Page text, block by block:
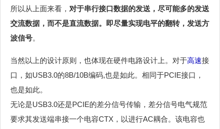
所以从上面来看， 对于串行接口数据的发送，尽可能多的发送
交流数据，而不是直流数据。即尽量实现电平的翻转，发送方
波信号。
当然以上的设计原则，也体现在硬件电路设计上。对于高速接
口，如USB3.0的8B/10B编码,也是如此。相同于PCIE接口，
也是如此。
无论是USB3.0还是PCIE的差分信号传输，差分信号电气规范
要求其发送端串接一个电容CTX，以进行AC耦合。该电容也